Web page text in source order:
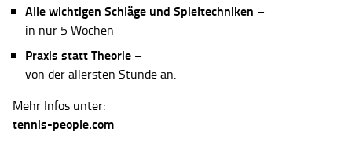
Alle wichtigen Schläge und Spieltechniken –
in nur 5 Wochen
Praxis statt Theorie –
von der allersten Stunde an.
Mehr Infos unter:
tennis-people.com